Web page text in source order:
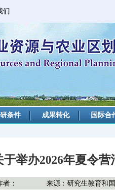
们
条件 成果转化 国际合
举办2026年夏令营
者： 来源：研究生教育和